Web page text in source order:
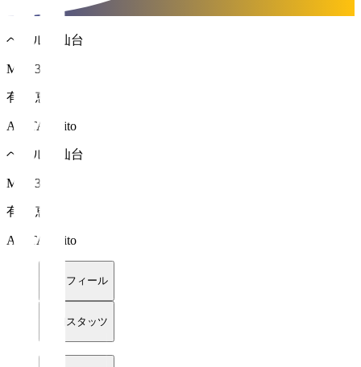
ベガルタ仙台
MF 23
有田 恵人
ARITA Keito
ベガルタ仙台
MF 23
有田 恵人
ARITA Keito
プロフィール
詳細スタッツ